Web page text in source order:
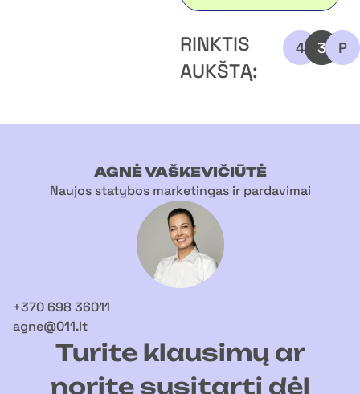
RINKTIS
AUKŠTĄ:
4 3 P
Turite klausimų ar
norite susitarti dėl
AGNĖ VAŠKEVIČIŪTĖ
Naujos statybos marketingas ir pardavimai
+370 698 36011
agne@011.lt